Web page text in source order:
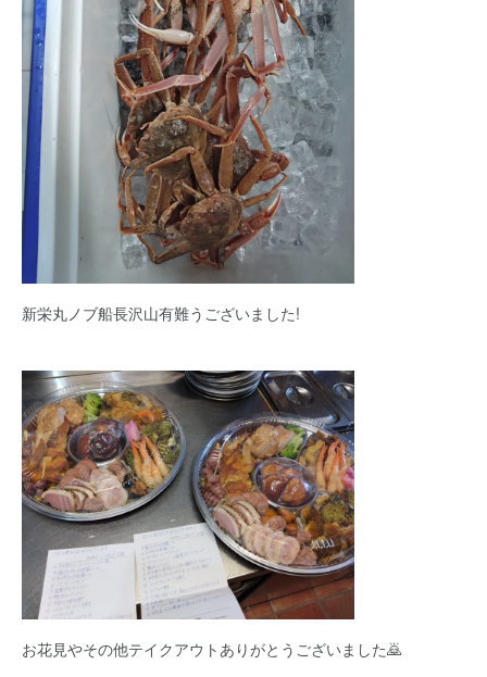
新栄丸ノブ船長沢山有難うございました!
お花見やその他テイクアウトありがとうございました🙇